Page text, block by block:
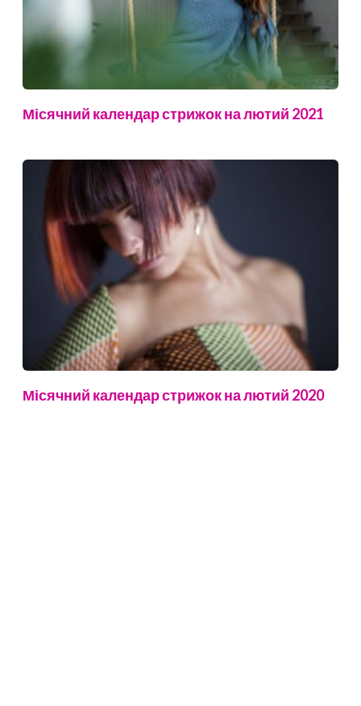
Місячний календар стрижок на лютий 2021
Місячний календар стрижок на лютий 2020